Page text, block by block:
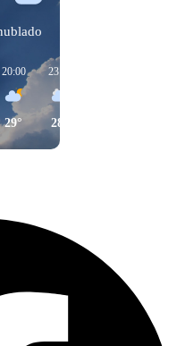
20:00
29°
23:00
28°